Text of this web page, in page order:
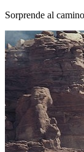
Sorprende al